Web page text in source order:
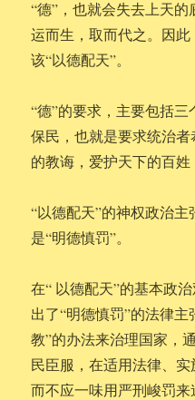
“德”，也就会失去上天
运而生，取而代之。因
该“以德配天”。
“德”的要求，主要包括三
保民，也就是要求统治
的教诲，爱护天下的百姓
“以德配天”的神权政治
是“明德慎罚”。
在“ 以德配天”的基本政
出了“明德慎罚”的法律
教”的办法来治理国家，
民臣服，在适用法律、实
而不应一味用严刑峻罚来